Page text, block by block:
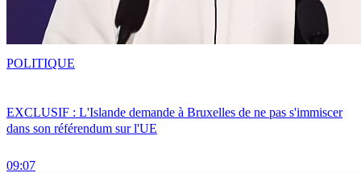
EXCLUSIF : L'Islande demande à Bruxelles de ne pas s'immiscer
dans son référendum sur l'UE
09:07
POLITIQUE